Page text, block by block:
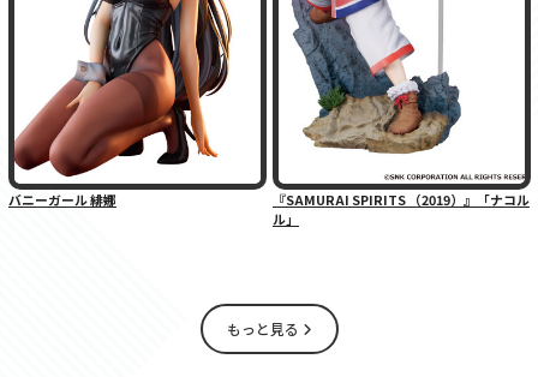
バニーガール 緋娜
『SAMURAI SPIRITS （2019）』「ナコル
ル」
もっと見る